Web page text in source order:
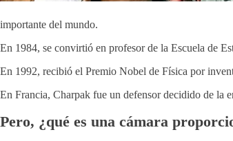
importante del mundo.
En 1984, se convirtió en profesor de la Escuela de
En 1992, recibió el Premio Nobel de Física por
En Francia, Charpak fue un defensor decidido de la
Pero, ¿qué es una cámara